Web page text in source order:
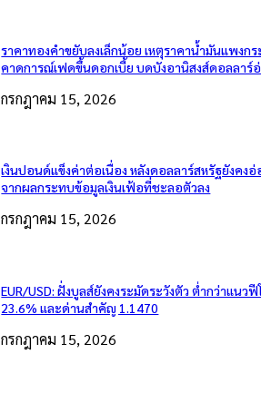
ราคาทองคำขยับลงเล็กน้อย เหตุราคาน้ำมันแพงก
คาดการณ์เฟดขึ้นดอกเบี้ย บดบังอานิสงส์ดอลลาร์
กรกฎาคม 15, 2026
เงินปอนด์แข็งค่าต่อเนื่อง หลังดอลลาร์สหรัฐยังคง
จากผลกระทบข้อมูลเงินเฟ้อที่ชะลอตัวลง
กรกฎาคม 15, 2026
EUR/USD: ฝั่งบูลส์ยังคงระมัดระวังตัว ต่ำกว่าแนว
23.6% และด่านสำคัญ 1.1470
กรกฎาคม 15, 2026